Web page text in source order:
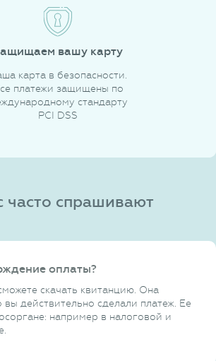
вашу карту
карта в безопасности.
платежи защищены по
стандарту
PCI DSS
часто спрашивают
оплаты?
скачать квитанцию. Она
вы действительно сделали платеж. Ее
например в налоговой и